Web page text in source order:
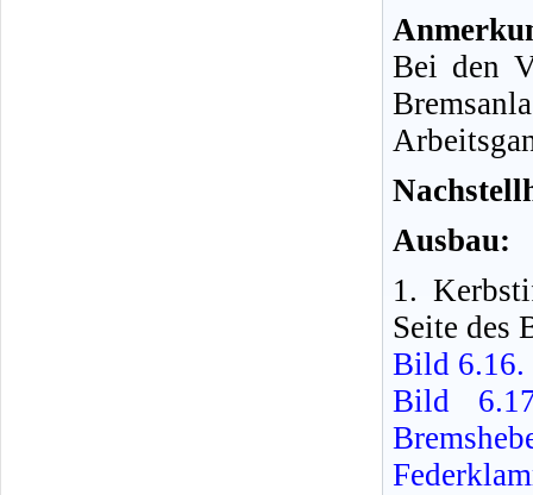
Bei den
Ausbau:
1.
Seite des
Bild 6.16.
Bild